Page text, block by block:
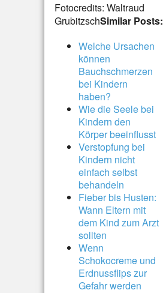
Fotocredits: Waltraud
GrubitzschSimilar Posts:
Welche Ursachen
können
Bauchschmerzen
bei Kindern
haben?
Wie die Seele bei
Kindern den
Körper beeinflusst
Verstopfung bei
Kindern nicht
einfach selbst
behandeln
Fieber bis Husten:
Wann Eltern mit
dem Kind zum Arzt
sollten
Wenn
Schokocreme und
Erdnussflips zur
Gefahr werden